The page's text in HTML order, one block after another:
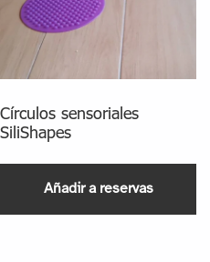
Círculos sensoriales
SiliShapes
Añadir a reservas